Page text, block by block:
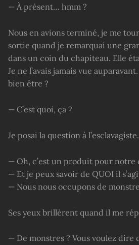
— À présent… hmm ?
Nous en avions terminé, je me
sortie quand je remarquai une
dans un coin du chapiteau. Elle
Je ne l’avais jamais vue
bien être ?
— C’est quoi, ça ?
Je posai la question à l’esclavagiste.
— Oh, c’est un produit pour notre
— Et je peux savoir de QUOI il
— Nous nous occupons de
Ses yeux brillèrent quand il me
— De monstres ? Vous voulez dire